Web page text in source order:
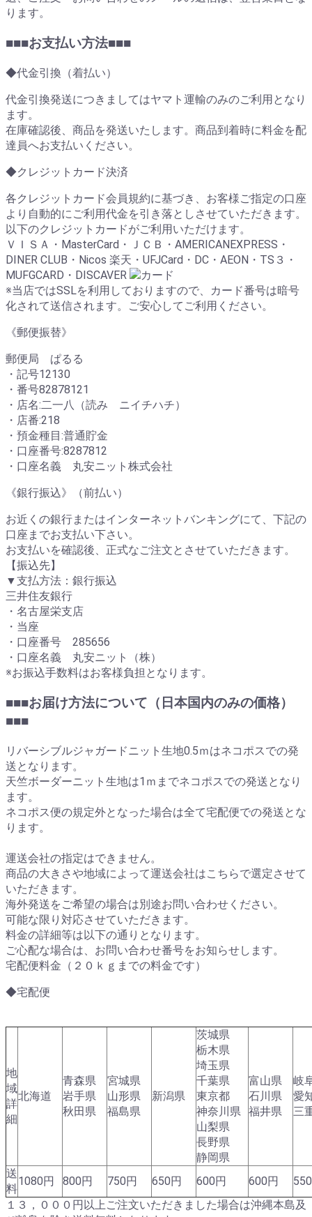
ります。
■■■お支払い方法■■■
◆代金引換（着払い）
代金引換発送につきましてはヤマト運輸のみのご利用となり
ます。
在庫確認後、商品を発送いたします。商品到着時に料金を配
達員へお支払いください。
◆クレジットカード決済
各クレジットカード会員規約に基づき、お客様ご指定の口座
より自動的にご利用代金を引き落としさせていただきます。
以下のクレジットカードがご利用いただけます。
ＶＩＳＡ・MasterCard・ＪＣＢ・AMERICANEXPRESS・
DINER CLUB・Nicos 楽天・UFJCard・DC・AEON・TS３・
MUFGCARD・DISCAVER
※当店ではSSLを利用しておりますので、カード番号は暗号
化されて送信されます。ご安心してご利用ください。
《郵便振替》
郵便局 ぱるる
・記号12130
・番号82878121
・店名:二一八（読み ニイチハチ）
・店番:218
・預金種目:普通貯金
・口座番号:8287812
・口座名義 丸安ニット株式会社
《銀行振込》（前払い）
お近くの銀行またはインターネットバンキングにて、下記の
口座までお支払い下さい。
お支払いを確認後、正式なご注文とさせていただきます。
【振込先】
▼支払方法：銀行振込
三井住友銀行
・名古屋栄支店
・当座
・口座番号 285656
・口座名義 丸安ニット（株）
※お振込手数料はお客様負担となります。
■■■お届け方法について（日本国内のみの価格）
■■■
リバーシブルジャガードニット生地0.5ｍはネコポスでの発
送となります。
天竺ボーダーニット生地は1ｍまでネコポスでの発送となり
ます。
ネコポス便の規定外となった場合は全て宅配便での発送とな
ります。
運送会社の指定はできません。
商品の大きさや地域によって運送会社はこちらで選定させて
いただきます。
海外発送をご希望の場合は別途お問い合わせください。
可能な限り対応させていただきます。
料金の詳細等は以下の通りとなります。
ご心配な場合は、お問い合わせ番号をお知らせします。
宅配便料金（２０ｋｇまでの料金です）
◆宅配便
地
域
詳
細
北海道
青森県
岩手県
秋田県
宮城県
山形県
福島県
新潟県
茨城県
栃木県
埼玉県
千葉県
東京都
神奈川県
山梨県
長野県
静岡県
富山県
石川県
福井県
岐
愛
三
送
料
1080円 800円 750円 650円 600円 600円
１３，０００円以上ご注文いただきました場合は沖縄本島及